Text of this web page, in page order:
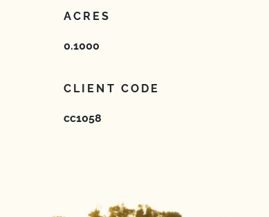
ACRES
0.1000
CLIENT CODE
cc1058